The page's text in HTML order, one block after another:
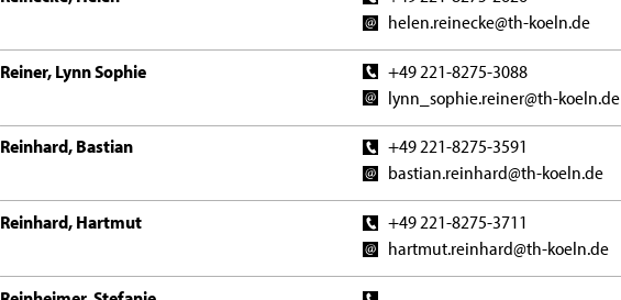
helen.reinecke@th-koeln.de
Reiner, Lynn Sophie
+49 221-8275-3088
lynn_sophie.reiner@th-koeln.de
Reinhard, Bastian
+49 221-8275-3591
bastian.reinhard@th-koeln.de
Reinhard, Hartmut
+49 221-8275-3711
hartmut.reinhard@th-koeln.de